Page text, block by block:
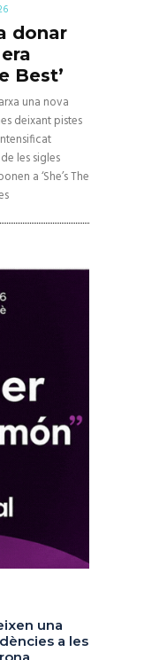
donar
Best’
una nova
deixant pistes
les sigles
a ‘She’s The
una
a les